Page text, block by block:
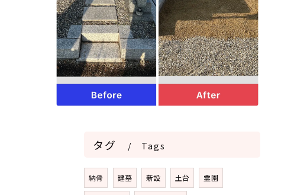
タグ Tags
納骨 建墓 新設 土台 霊園